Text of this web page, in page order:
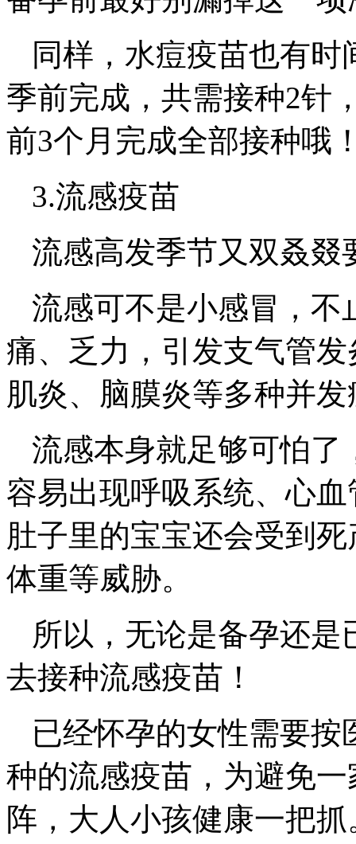
同样，水痘疫苗也有
季前完成，共需接种2针
前3个月完成全部接种哦
3.流感疫苗
流感高发季节又双叒叕
流感可不是小感冒，不
痛、乏力，引发支气管
肌炎、脑膜炎等多种并发
流感本身就足够可怕了
容易出现呼吸系统、心
肚子里的宝宝还会受到
体重等威胁。
所以，无论是备孕还
去接种流感疫苗！
已经怀孕的女性需要
种的流感疫苗，为避免
阵，大人小孩健康一把抓